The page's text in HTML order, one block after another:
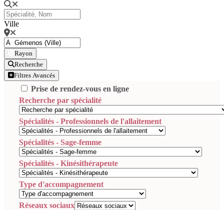
Ville
Rayon
Recherche
Filtres Avancés
Prise de rendez-vous en ligne
Recherche par spécialité
Spécialités - Professionnels de l'allaitement
Spécialités - Sage-femme
Spécialités - Kinésithérapeute
Type d'accompagnement
Réseaux sociaux